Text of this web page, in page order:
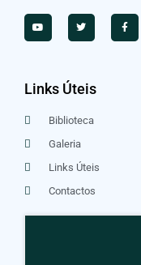
Links Úteis
Biblioteca
Galeria
Links Úteis
Contactos